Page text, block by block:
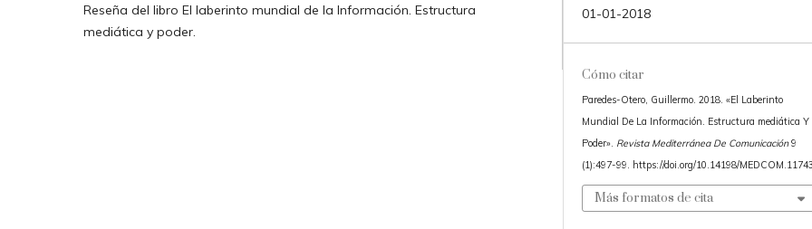
Reseña del libro El laberinto mundial de la Información. Estructura
mediática y poder.
01-01-2018
Cómo citar
Paredes-Otero, Guillermo. 2018. «El Laberinto
Mundial De La Información. Estructura mediática Y
Poder». Revista Mediterránea De Comunicación9
(1):497-99. https://doi.org/10.14198/
Más formatos de cita